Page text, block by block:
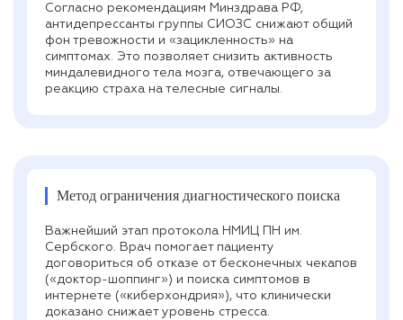
Согласно рекомендациям Минздрава РФ,
антидепрессанты группы СИОЗС снижают общий
фон тревожности и «зацикленность» на
симптомах. Это позволяет снизить активность
миндалевидного тела мозга, отвечающего за
реакцию страха на телесные сигналы.
Метод ограничения диагностического поиска
Важнейший этап протокола НМИЦ ПН им.
Сербского. Врач помогает пациенту
договориться об отказе от бесконечных чекапов
(«доктор-шоппинг») и поиска симптомов в
интернете («киберхондрия»), что клинически
доказано снижает уровень стресса.